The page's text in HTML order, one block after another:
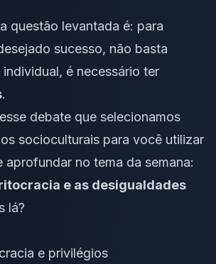
questão levantada é: para
sucesso, não basta
é necessário ter
.
debate que selecionamos
socioculturais para você utilizar
aprofundar no tema da semana:
e as desigualdades
lá?
e privilégios